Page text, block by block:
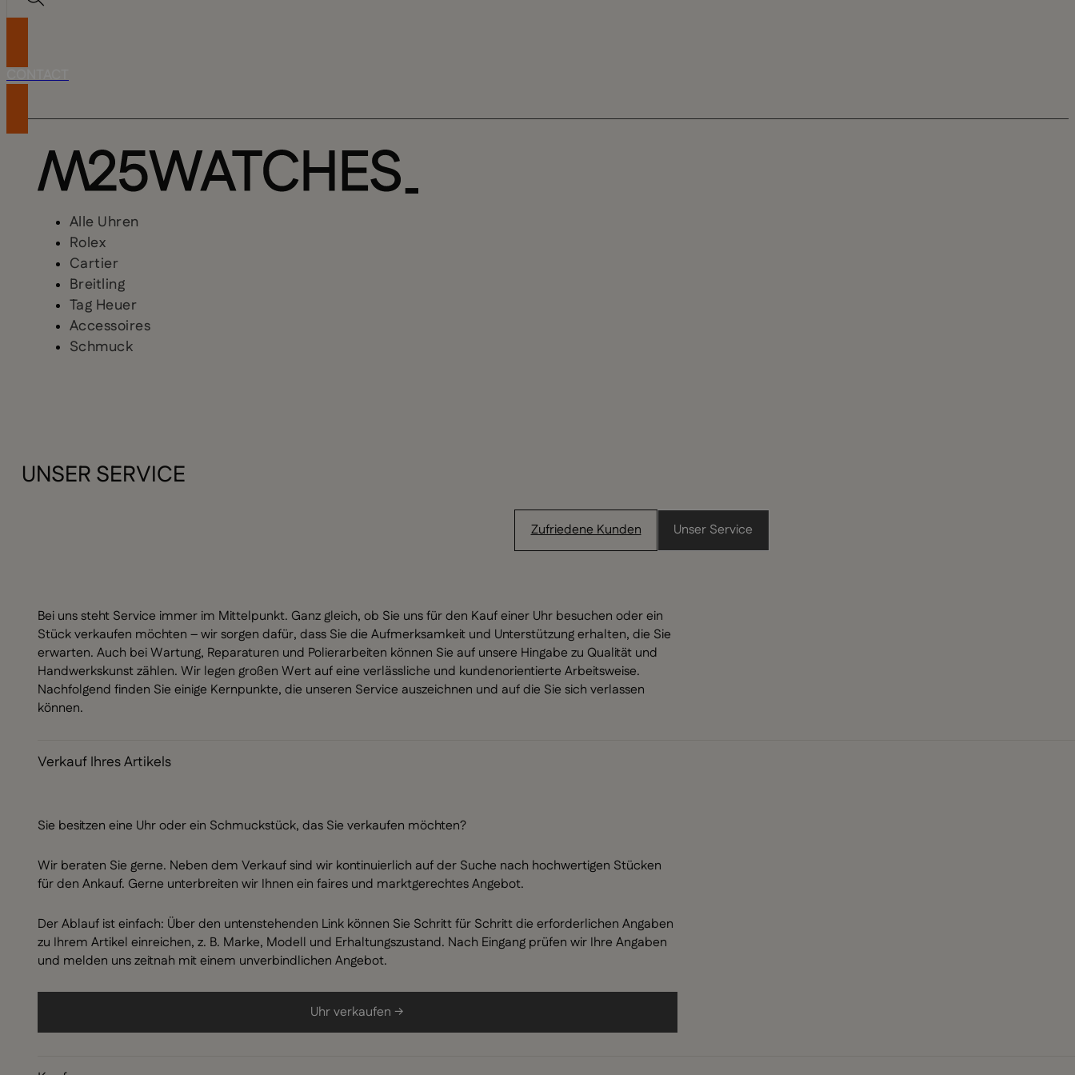
CONTACT
Alle Uhren
Rolex
Cartier
Breitling
Tag Heuer
Accessoires
Schmuck
UNSER SERVICE
Zufriedene Kunden Unser Service
Bei uns steht Service immer im Mittelpunkt. Ganz gleich, ob Sie uns für den Kauf einer Uhr besuchen oder ein
Stück verkaufen möchten – wir sorgen dafür, dass Sie die Aufmerksamkeit und Unterstützung erhalten, die Sie
erwarten. Auch bei Wartung, Reparaturen und Polierarbeiten können Sie auf unsere Hingabe zu Qualität und
Handwerkskunst zählen. Wir legen großen Wert auf eine verlässliche und kundenorientierte Arbeitsweise.
Nachfolgend finden Sie einige Kernpunkte, die unseren Service auszeichnen und auf die Sie sich verlassen
können.
Verkauf Ihres Artikels
Sie besitzen eine Uhr oder ein Schmuckstück, das Sie verkaufen möchten?
Wir beraten Sie gerne. Neben dem Verkauf sind wir kontinuierlich auf der Suche nach hochwertigen Stücken
für den Ankauf. Gerne unterbreiten wir Ihnen ein faires und marktgerechtes Angebot.
Der Ablauf ist einfach: Über den untenstehenden Link können Sie Schritt für Schritt die erforderlichen Angaben
zu Ihrem Artikel einreichen, z. B. Marke, Modell und Erhaltungszustand. Nach Eingang prüfen wir Ihre Angaben
und melden uns zeitnah mit einem unverbindlichen Angebot.
Uhr verkaufen →